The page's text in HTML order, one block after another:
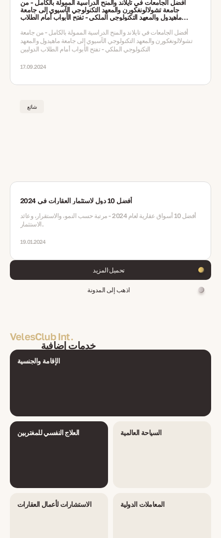
أفضل الجامعات في تايلاند والمنح الدراسية الممولة بالكامل - من
جامعة تشولالونغكورن والمعهد التكنولوجي الآسيوي إلى جامعة
ماهيدول والمعهد التكنولوجي الملكي - تفتح الأبواب أمام الطلاب
أفضل الجامعات في تايلاند والمنح الدراسية الممولة بالكامل - من جامعة
تشولالونغكورن والمعهد التكنولوجي الآسيوي إلى جامعة ماهيدول والمعهد
التكنولوجي الملكي - تفتح الأبواب أمام الطلاب الدوليين
17.09.2024
شائع
أفضل 10 دول لاستثمار العقارات في 2024
أفضل 10 أسواق عقارية لعام 2024 - مرتبة حسب النمو، والاستقرار، وعائد
الاستثمار.
19.01.2024
تحميل المزيد
اذهب إلى المدونة
VelesClub Int.
خدمات إضافية
الإقامة والجنسية
العلاج النفسي للمغتربين السياحة العالمية
الاستشارات لأعمال العقارات المعاملات الدولية